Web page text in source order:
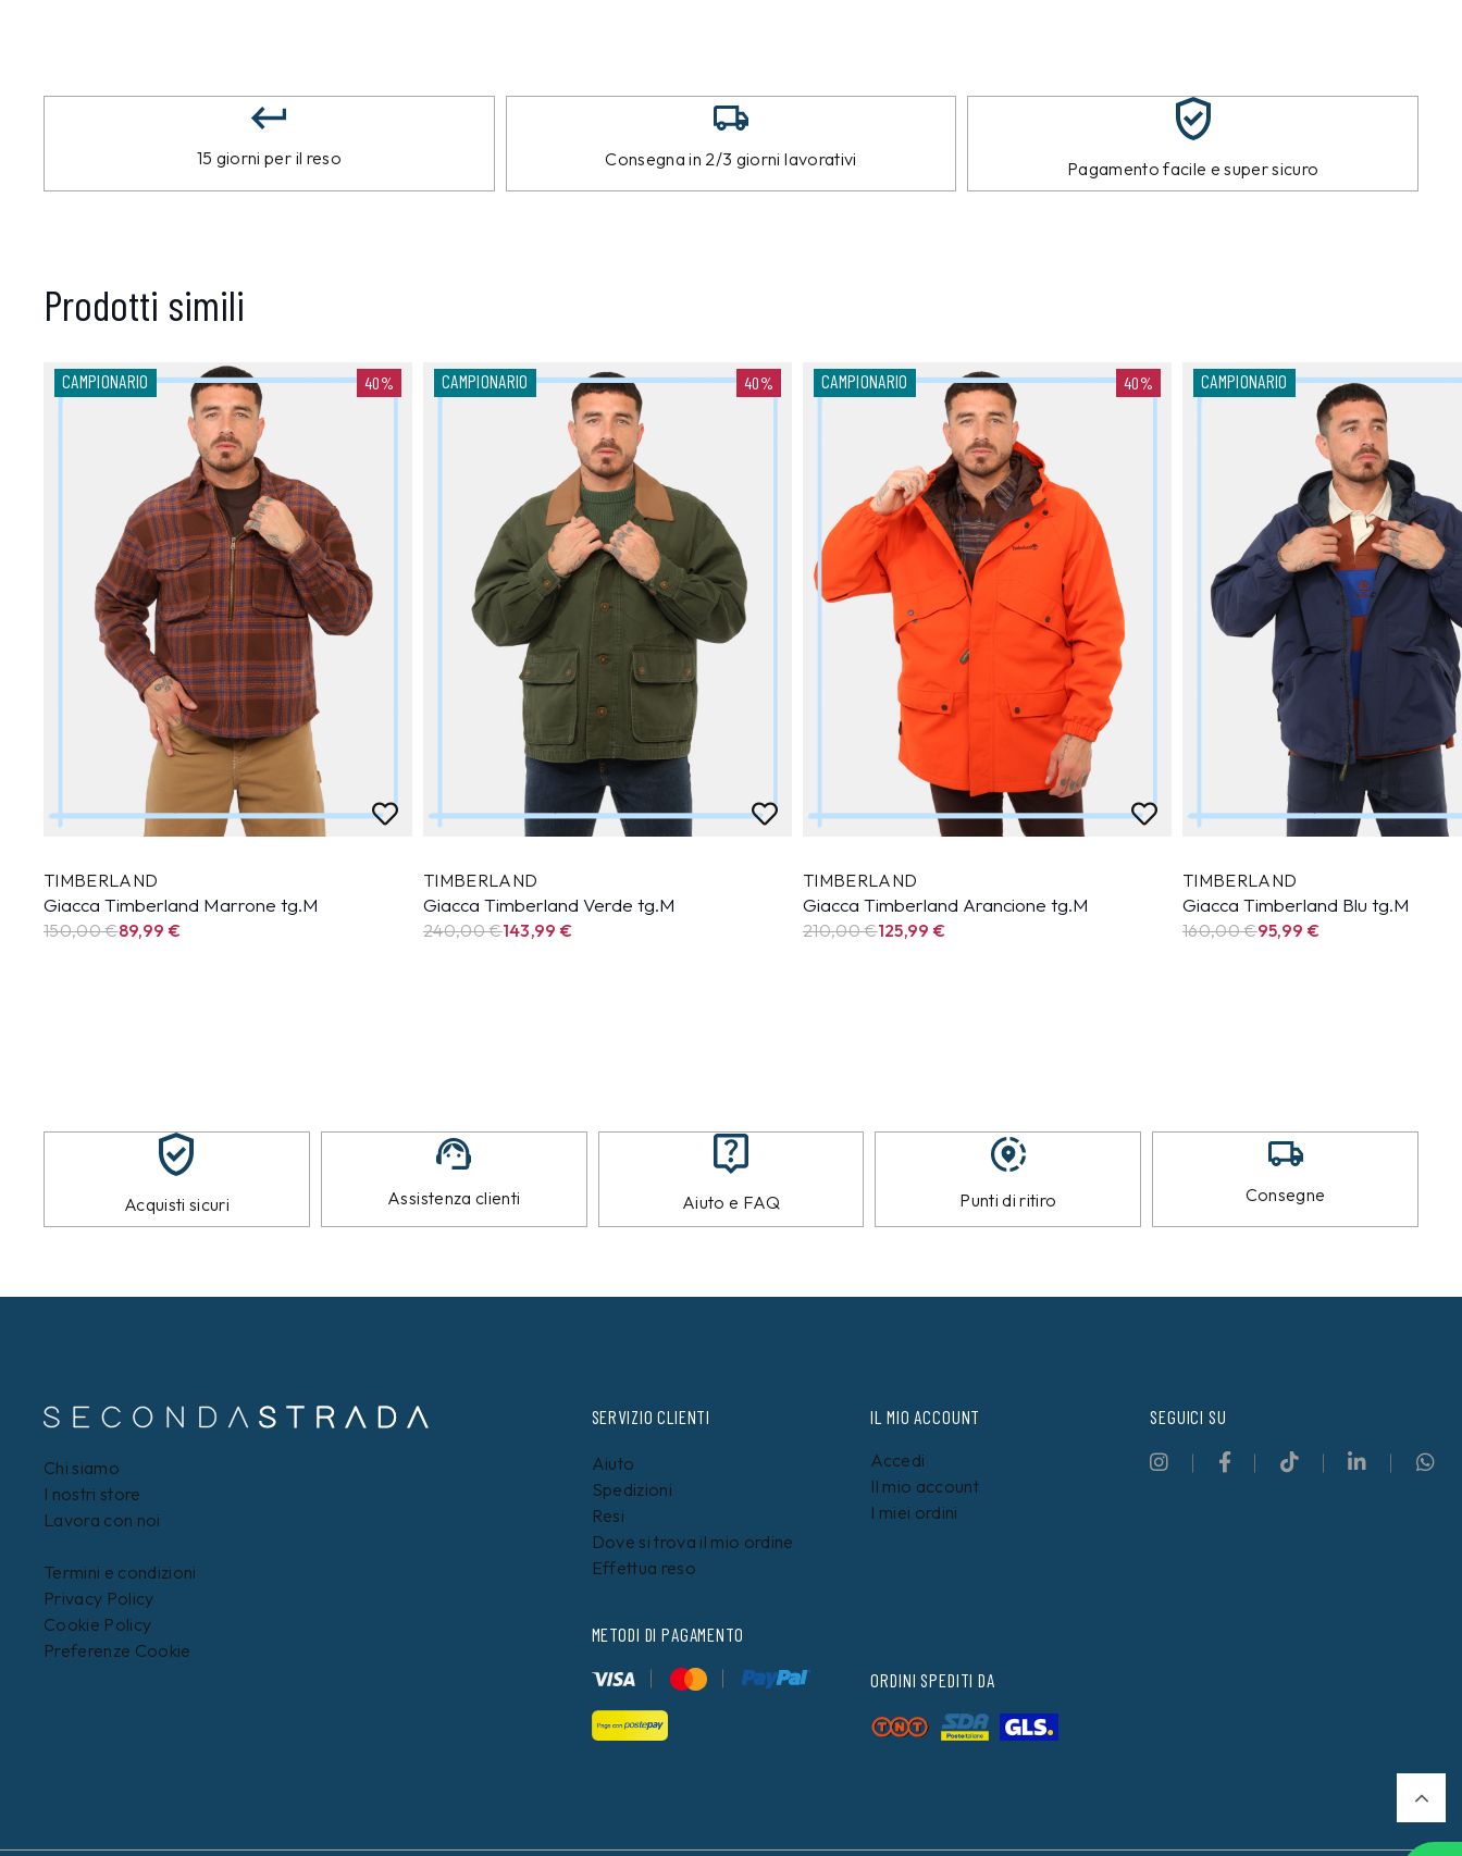
15 giorni per il reso Consegna in 2/3 giorni lavorativi Pagamento facile e super sicuro
Prodotti simili
CAMPIONARIO 40%
TIMBERLAND
Giacca Timberland Marrone tg.M
150,00 €89,99 €
CAMPIONARIO 40%
TIMBERLAND
Giacca Timberland Verde tg.M
240,00 €143,99€
CAMPIONARIO 40%
TIMBERLAND
Giacca Timberland Arancione tg.M
210,00 €125,99€
CAMPIONARIO
TIMBERLAND
Giacca Timberland Blu tg.M
160,00 €95,99 €
Acquisti sicuri Assistenza clienti Aiuto e FAQ Punti di ritiro Consegne
Chi siamo
I nostri store
Lavora con noi
Termini e condizioni
Privacy Policy
Cookie Policy
Preferenze Cookie
SERVIZIO CLIENTI
Aiuto
Spedizioni
Resi
Dove si trova il mio ordine
Effettua reso
METODI DI PAGAMENTO
IL MIO ACCOUNT
Accedi
Il mio account
I miei ordini
ORDINI SPEDITI DA
SEGUICI SU